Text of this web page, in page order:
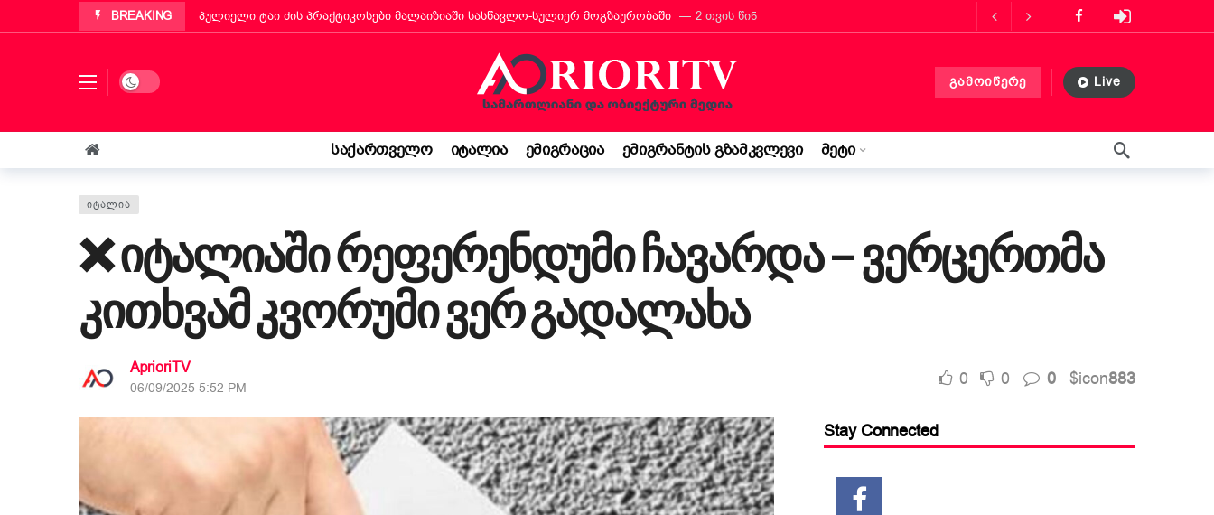
BREAKING პუტინიანოს მერმა ქართველ ემიგრანტს იტალიის მოქალაქეობა პირადად მიულოცა
3 თვის წინ
ქართველმა ემიგრანტმა მოსწავლემ იტალიაში პოეზიის კონკურსი მოიგო
3 თვის წინ
რა უნდა იცოდეს „კოლფ-ბადანტემ“ შემოსავლის დეკლარაცია 730-ს შესახებ! ვალდებულება თუ შესაძლებლობა?
4 თვის წინ
იტალიის პარლამენტმა „უსაფრთხოების დეკრეტი“ დაამტკიცა – რას ნიშნავს ეს ემიგრანტებისთვის
4 თვის წინ
„საფრანგეთმა სიცოცხლე მაჩუქა, საქართველო კი ჩემი ფესვებია“ — 15 წლის ბარბარე მანჯგალაძის წერილი ლილიდან
Dark mode გამოიწერე Live
საქართველო იტალია ემიგრაცია ემიგრანტის გზამკვლევი მეტი
ᲘᲢᲐᲚᲘᲐ
❌ იტალიაში რეფერენდუმი ჩავარდა – ვერცერთმა
კითხვამ კვორუმი ვერ გადალახა
AprioriTV
06/09/2025 5:52 PM 0 0 0 $icon883
Stay Connected